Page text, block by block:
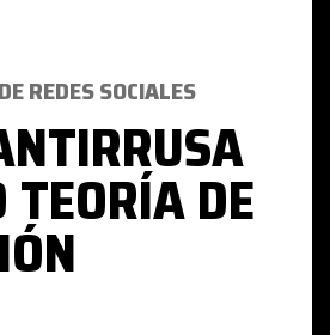
REDES SOCIALES
TEORÍA DE